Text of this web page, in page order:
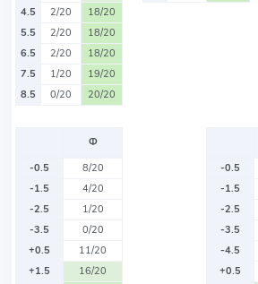
4.5
2/20
18/20
5.5
2/20
18/20
6.5
2/20
18/20
7.5
1/20
19/20
8.5
0/20 20/20
Ф
-0.5
8/20
-1.5
4/20
-2.5
1/20
-3.5
0/20
+0.5
11/20
+1.5
16/20
-0.5
-1.5
-2.5
-3.5
-4.5
+0.5